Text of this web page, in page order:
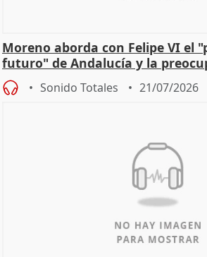
Moreno aborda con Felipe VI el
futuro" de Andalucía y la
incendios
Sonido Totales 21/07/2026